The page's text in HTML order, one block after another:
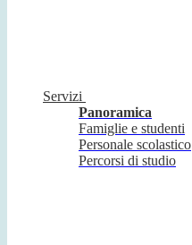
Servizi
Panoramica
Famiglie e studenti
Personale scolastico
Percorsi di studio